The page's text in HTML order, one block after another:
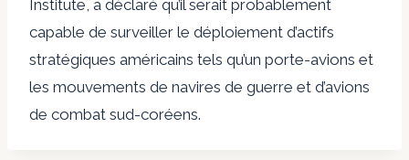
Institute, a déclaré qu’il serait probablement
capable de surveiller le déploiement d’actifs
stratégiques américains tels qu’un porte-avions et
les mouvements de navires de guerre et d’avions
de combat sud-coréens.